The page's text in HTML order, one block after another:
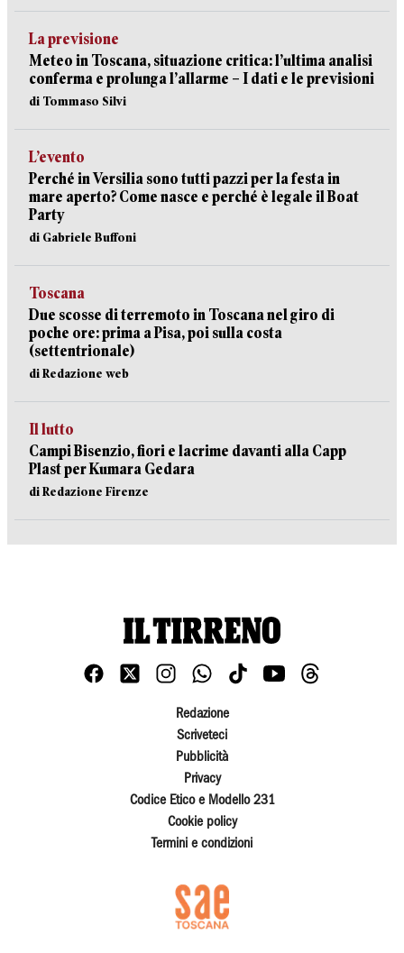
La previsione
Meteo in Toscana, situazione critica: l’ultima analisi
conferma e prolunga l’allarme – I dati e le previsioni
di Tommaso Silvi
L’evento
Perché in Versilia sono tutti pazzi per la festa in
mare aperto? Come nasce e perché è legale il Boat
Party
di Gabriele Buffoni
Toscana
Due scosse di terremoto in Toscana nel giro di
poche ore: prima a Pisa, poi sulla costa
(settentrionale)
di Redazione web
Il lutto
Campi Bisenzio, fiori e lacrime davanti alla Capp
Plast per Kumara Gedara
di Redazione Firenze
Redazione
Scriveteci
Pubblicità
Privacy
Codice Etico e Modello 231
Cookie policy
Termini e condizioni